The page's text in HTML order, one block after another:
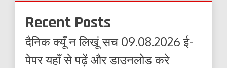
Recent Posts
दैनिक क्यूँ न लिखूं सच 09.08.2026 ई-
पेपर यहाँ से पढ़ें और डाउनलोड करे